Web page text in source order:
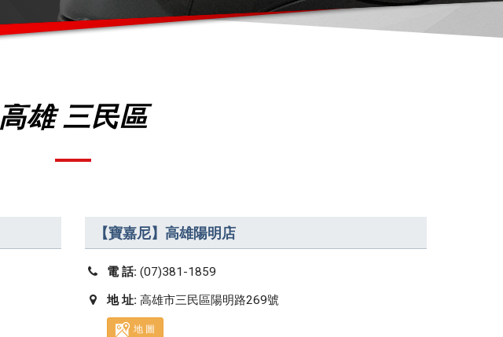
高雄 三民區
【寶嘉尼】高雄陽明店
電 話: (07)381-1859
地 址: 高雄市三民區陽明路269號
地 圖